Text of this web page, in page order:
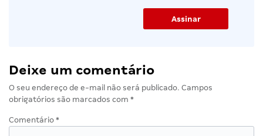
Deixe um comentário
O seu endereço de e-mail não será publicado. Campos
obrigatórios são marcados com *
Comentário *